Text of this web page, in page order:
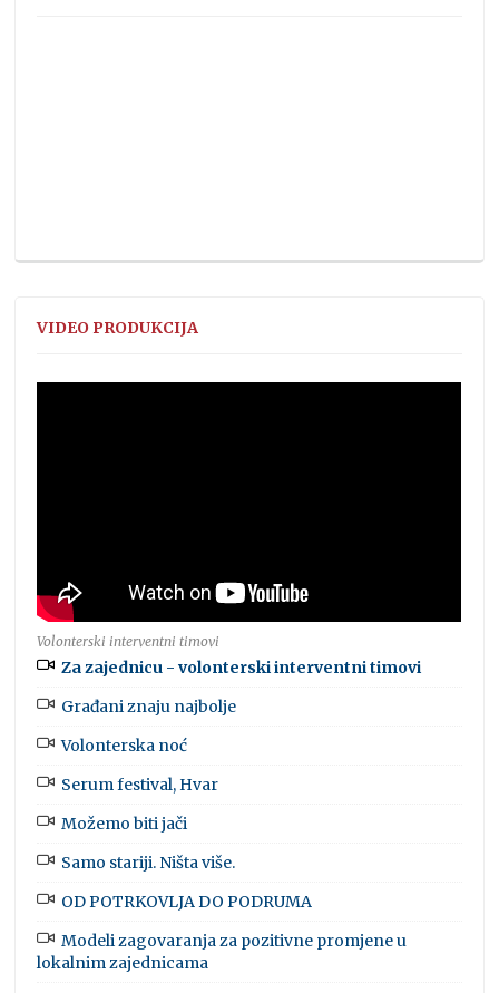
VIDEO PRODUKCIJA
Volonterski interventni timovi
Za zajednicu - volonterski interventni timovi
Građani znaju najbolje
Volonterska noć
Serum festival, Hvar
Možemo biti jači
Samo stariji. Ništa više.
OD POTRKOVLJA DO PODRUMA
Modeli zagovaranja za pozitivne promjene u
lokalnim zajednicama